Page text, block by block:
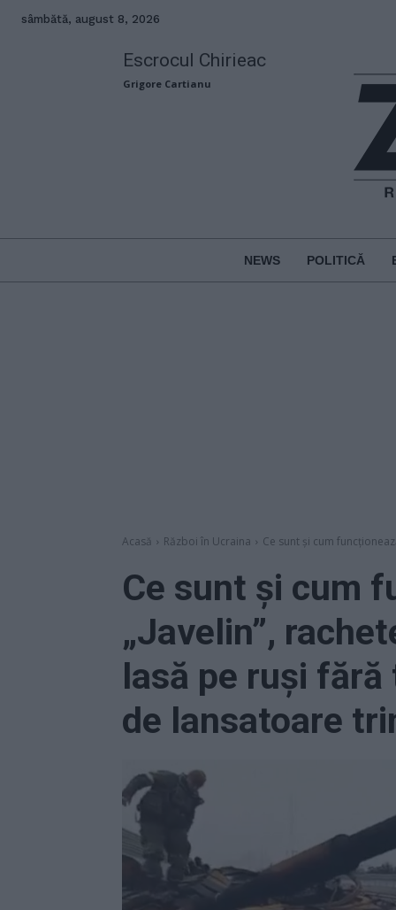
sâmbătă, august 8, 2026
Escrocul Chirieac
Grigore Cartianu
NEWS POLITICĂ
Acasă Război în Ucraina Ce sunt și cum
Ce sunt și cum
„Javelin”,
lasă pe ruși
de lansatoare